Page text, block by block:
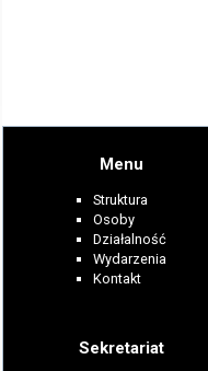
Menu
Struktura
Osoby
Działalność
Wydarzenia
Kontakt
Sekretariat